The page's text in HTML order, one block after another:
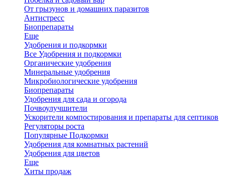
От грызунов и домашних паразитов
Антистресс
Биопрепараты
Еще
Удобрения и подкормки
Все Удобрения и подкормки
Органические удобрения
Минеральные удобрения
Микробиологические удобрения
Биопрепараты
Удобрения для сада и огорода
Почвоулучшители
Ускорители компостирования и препараты для септиков
Регуляторы роста
Популярные Подкормки
Удобрения для комнатных растений
Удобрения для цветов
Еще
Хиты продаж